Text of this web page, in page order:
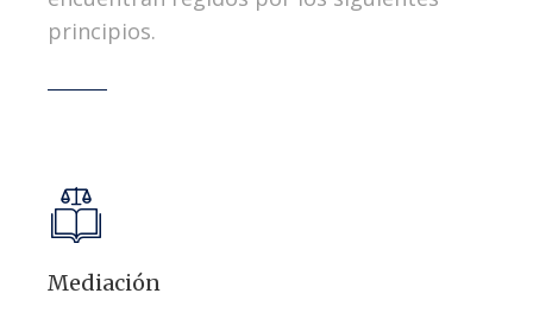
principios.
Mediación